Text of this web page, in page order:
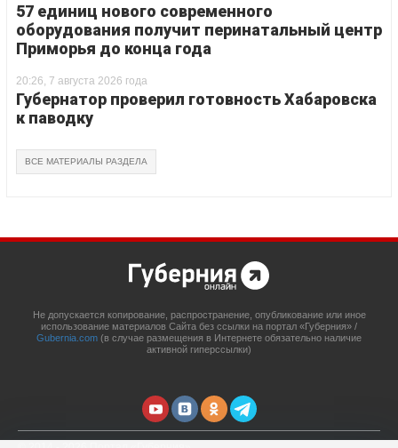
57 единиц нового современного
оборудования получит перинатальный центр
Приморья до конца года
20:26, 7 августа 2026 года
Губернатор проверил готовность Хабаровска
к паводку
ВСЕ МАТЕРИАЛЫ РАЗДЕЛА
Не допускается копирование, распространение, опубликование или иное
использование материалов Сайта без ссылки на портал «Губерния» /
Gubernia.com (в случае размещения в Интернете обязательно наличие
активной гиперссылки)